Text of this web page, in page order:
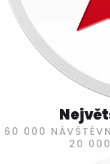
60 000
20 000